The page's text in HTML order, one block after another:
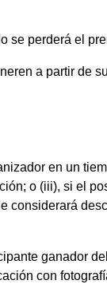
perderá el
a partir de
en un
o (iii), si el
considerará
ganador
con